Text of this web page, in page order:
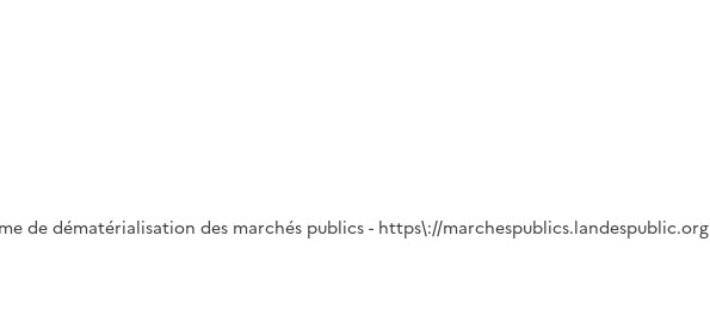
de dématérialisation des marchés publics - https\://marchespublics.landespublic.org